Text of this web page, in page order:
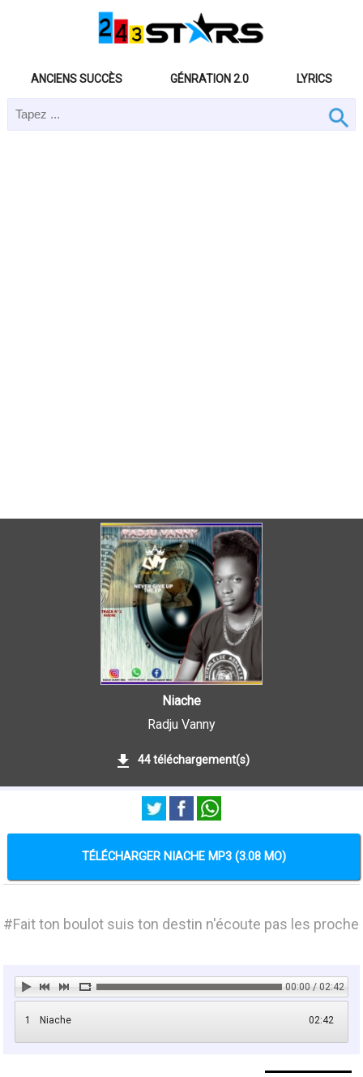
ANCIENS SUCCÈS GÉNRATION 2.0 LYRICS
Niache
Radju Vanny
44 téléchargement(s)
TÉLÉCHARGER NIACHE MP3 (3.08 MO)
#Fait ton boulot suis ton destin n'écoute pas les proche
00:00 / 02:42
1 02:42
Niache